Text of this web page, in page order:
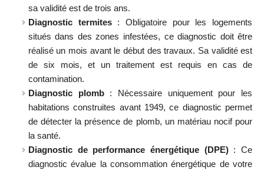
sa validité est de trois ans.
Diagnostic termites: Obligatoire pour les logements
situés dans des zones infestées, ce diagnostic doit être
réalisé un mois avant le début des travaux. Sa validité est
de six mois, et un traitement est requis en cas de
contamination.
Diagnostic plomb: Nécessaire uniquement pour les
habitations construites avant 1949, ce diagnostic permet
de détecter la présence de plomb, un matériau nocif pour
la santé.
Diagnostic de performance énergétique (DPE): Ce
diagnostic évalue la consommation énergétique de votre